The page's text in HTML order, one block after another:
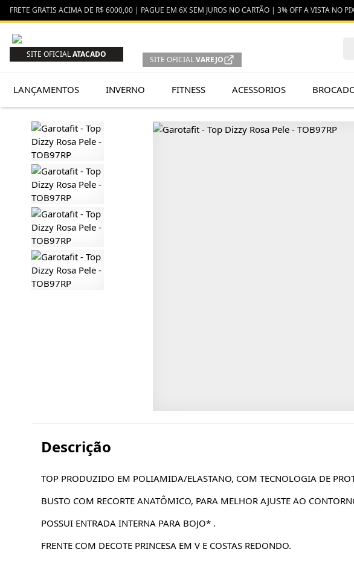
FRETE GRATIS ACIMA DE R$ 6000,00 | PAGUE EM 6X SEM JUROS NO CARTÃO | 3% OFF A VISTA NO
SITE OFICIALATACADO
SITE OFICIALVAREJO
LANÇAMENTOS INVERNO FITNESS ACESSORIOS
Descrição
TOP PRODUZIDO EM POLIAMIDA/ELASTANO, COM TECNOLOGIA DE
BUSTO COM RECORTE ANATÔMICO, PARA MELHOR AJUSTE AO
POSSUI ENTRADA INTERNA PARA BOJO* .
FRENTE COM DECOTE PRINCESA EM V E COSTAS REDONDO.